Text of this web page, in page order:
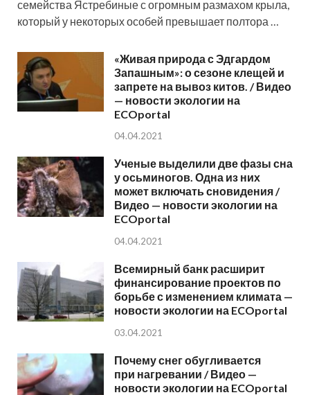
семейства Ястребиные с огромным размахом крыла,
который у некоторых особей превышает полтора …
«Живая природа с Эдгардом
Запашным»: о сезоне клещей и
запрете на вывоз китов. / Видео
— новости экологии на
ECOportal
04.04.2021
Ученые выделили две фазы сна
у осьминогов. Одна из них
может включать сновидения /
Видео — новости экологии на
ECOportal
04.04.2021
Всемирный банк расширит
финансирование проектов по
борьбе с изменением климата —
новости экологии на ECOportal
03.04.2021
Почему снег обугливается
при нагревании / Видео —
новости экологии на ECOportal